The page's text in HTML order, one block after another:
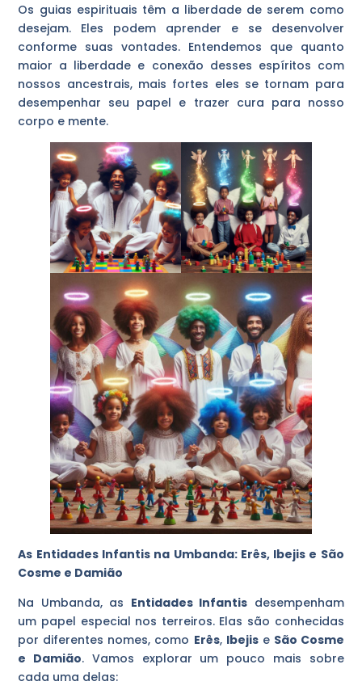
Os guias espirituais têm a liberdade de serem como
desejam. Eles podem aprender e se desenvolver
conforme suas vontades. Entendemos que quanto
maior a liberdade e conexão desses espíritos com
nossos ancestrais, mais fortes eles se tornam para
desempenhar seu papel e trazer cura para nosso
corpo e mente.
As Entidades Infantis na Umbanda: Erês, Ibejis e São
Cosme e Damião
Na Umbanda, as Entidades Infantis desempenham
um papel especial nos terreiros. Elas são conhecidas
por diferentes nomes, como Erês, Ibejise São Cosme
e Damião. Vamos explorar um pouco mais sobre
cada uma delas: